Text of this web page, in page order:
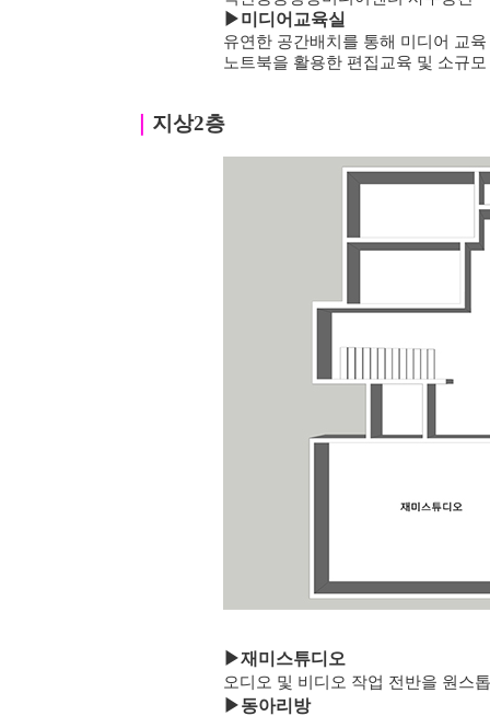
▶미디어교육실
유연한 공간배치를 통해 미디어 교
노트북을 활용한 편집교육 및 소규
지상2층
▶재미스튜디오
오디오 및 비디오 작업 전반을 원스
▶동아리방